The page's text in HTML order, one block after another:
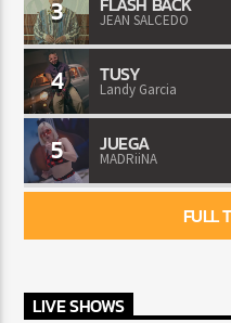
3 JEAN SALCEDO
4 TUSY
Landy Garcia
5 JUEGA
MADRiiNA
FULL
LIVE SHOWS